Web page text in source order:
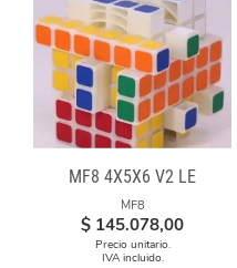
MF8 4X5X6 V2 LE
MF8
$ 145.078,00
Precio unitario.
IVA incluido.